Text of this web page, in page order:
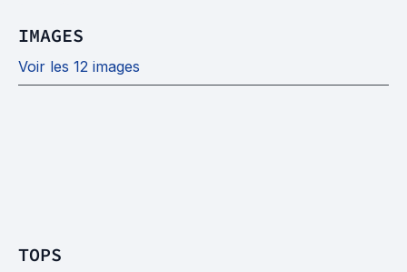
IMAGES
Voir les 12 images
TOPS